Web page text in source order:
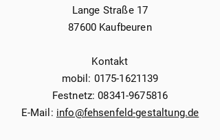
Lange Straße 17
87600 Kaufbeuren
Kontakt
mobil: 0175-1621139
Festnetz:08341-9675816
E-Mail: info@fehsenfeld-gestaltung.de